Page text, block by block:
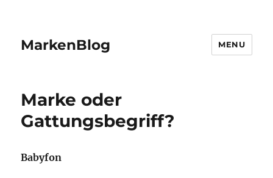
MarkenBlog MENU
Marke oder
Gattungsbegriff?
Babyfon